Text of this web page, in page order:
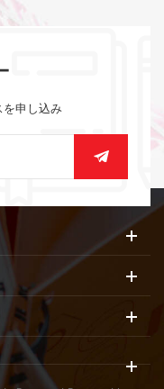
を申し込み